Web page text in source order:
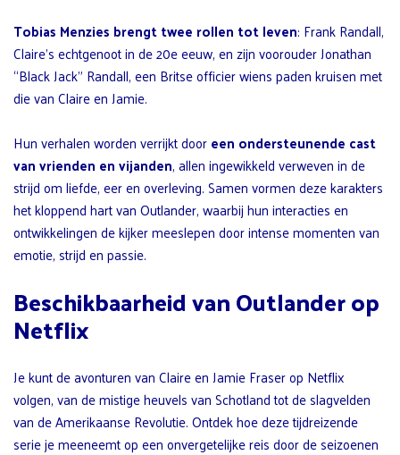
Tobias Menzies brengt twee rollen tot leven: Frank Randall,
Claire’s echtgenoot in de 20e eeuw, en zijn voorouder Jonathan
“Black Jack” Randall, een Britse officier wiens paden kruisen met
die van Claire en Jamie.
Hun verhalen worden verrijkt dooreen ondersteunende cast
van vrienden en vijanden, allen ingewikkeld verweven in de
strijd om liefde, eer en overleving. Samen vormen deze karakters
het kloppend hart van Outlander, waarbij hun interacties en
ontwikkelingen de kijker meeslepen door intense momenten van
emotie, strijd en passie.
Beschikbaarheid van Outlander op
Netflix
Je kunt de avonturen van Claire en Jamie Fraser op Netflix
volgen, van de mistige heuvels van Schotland tot de slagvelden
van de Amerikaanse Revolutie. Ontdek hoe deze tijdreizende
serie je meeneemt op een onvergetelijke reis door de seizoenen